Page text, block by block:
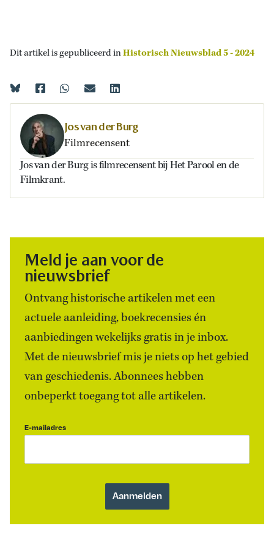
Dit artikel is gepubliceerd inHistorisch Nieuwsblad 5 - 2024
Jos van der Burg
Filmrecensent
Jos van der Burg is filmrecensent bij Het Parool en de
Filmkrant.
Meld je aan voor de
nieuwsbrief
Ontvang historische artikelen met een
actuele aanleiding, boekrecensies én
aanbiedingen wekelijks gratis in je inbox.
Met de nieuwsbrief mis je niets op het gebied
van geschiedenis. Abonnees hebben
onbeperkt toegang tot alle artikelen.
E-mailadres